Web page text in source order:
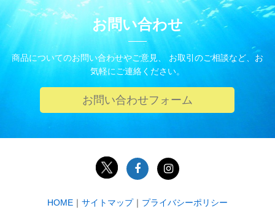
お問い合わせ
商品についてのお問い合わせやご意見、 お取引のご相談など、お
気軽にご連絡ください。
お問い合わせフォーム
HOME ｜ サイトマップ｜ プライバシーポリシー